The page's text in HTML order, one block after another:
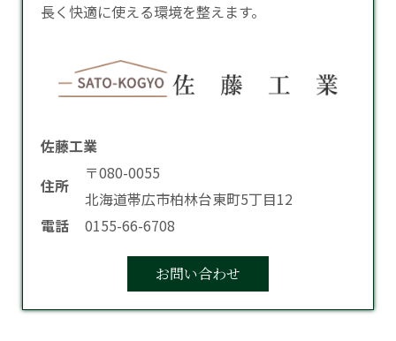
長く快適に使える環境を整えます。
佐藤工業
住所
〒080-0055
北海道帯広市柏林台東町5丁目12
電話
0155-66-6708
お問い合わせ